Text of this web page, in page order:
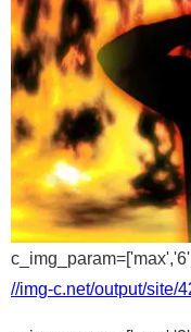
//img-c.net/output/site/